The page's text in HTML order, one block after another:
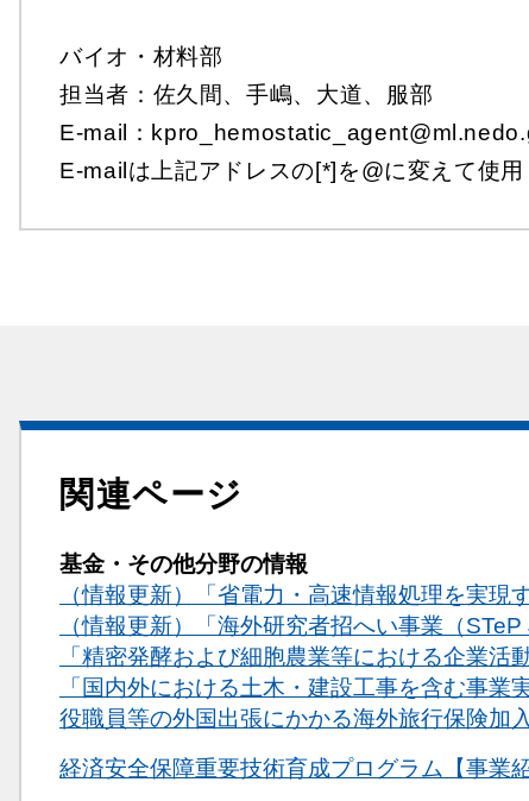
バイオ・材料部
担当者：佐久間、手嶋、大道、服部
E-mail：
E-mailは上記アドレスの[*]を@に変えて使用
関連ページ
基金・その他分野の情報
（情報更新）「省電力・高速情報処理を実
（情報更新）「海外研究者招へい事業（
「精密発酵および細胞農業等における企業
「国内外における土木・建設工事を含む事
役職員等の外国出張にかかる海外旅行保険加
関連情報
経済安全保障重要技術育成プログラム【事業紹